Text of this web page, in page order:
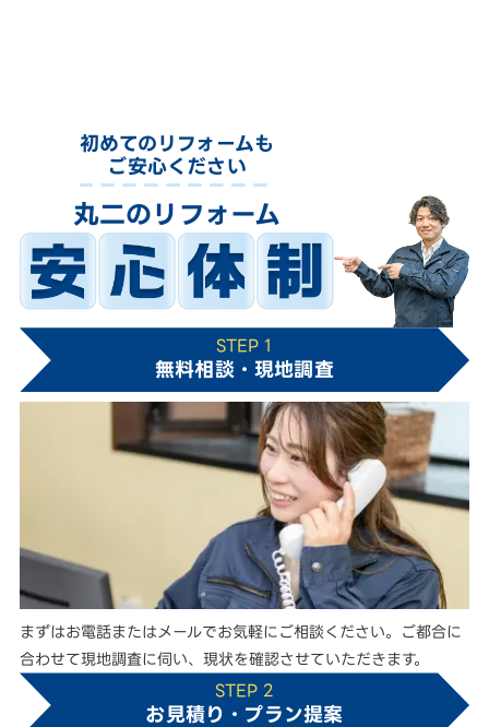
初めてのリフォームも
ご安心ください
丸二のリフォーム
STEP 1
無料相談・現地調査
まずはお電話またはメールでお気軽にご相談ください。ご都合に
合わせて現地調査に伺い、現状を確認させていただきます。
STEP 2
お見積り・プラン提案